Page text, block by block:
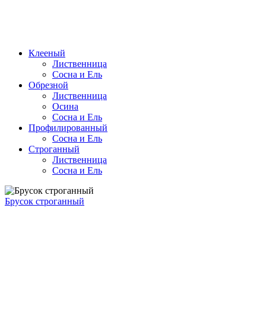
Клееный
Лиственница
Сосна и Ель
Обрезной
Лиственница
Осина
Сосна и Ель
Профилированный
Сосна и Ель
Строганный
Лиственница
Сосна и Ель
Брусок строганный